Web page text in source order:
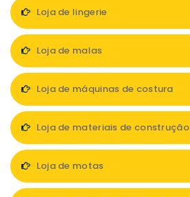
Loja de lingerie
Loja de malas
Loja de máquinas de costura
Loja de materiais de construção
Loja de motas